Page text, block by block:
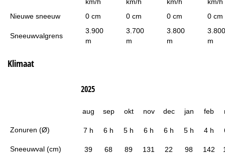
Nieuwe sneeuw
0 cm 0 cm 0 cm 0 cm
Sneeuwvalgrens
3.900
m
3.700
m
3.800
m
3.800
m
Klimaat
Zonuren (Ø)
Sneeuwval (cm)
2025
aug sep okt nov dec jan feb
7 h 6 h 5 h 6 h 6 h 5 h 4 h
39 68 89 131 22 98 142